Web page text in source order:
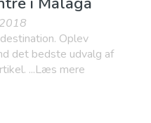
Oplev
det bedste udvalg af
...Læs mere